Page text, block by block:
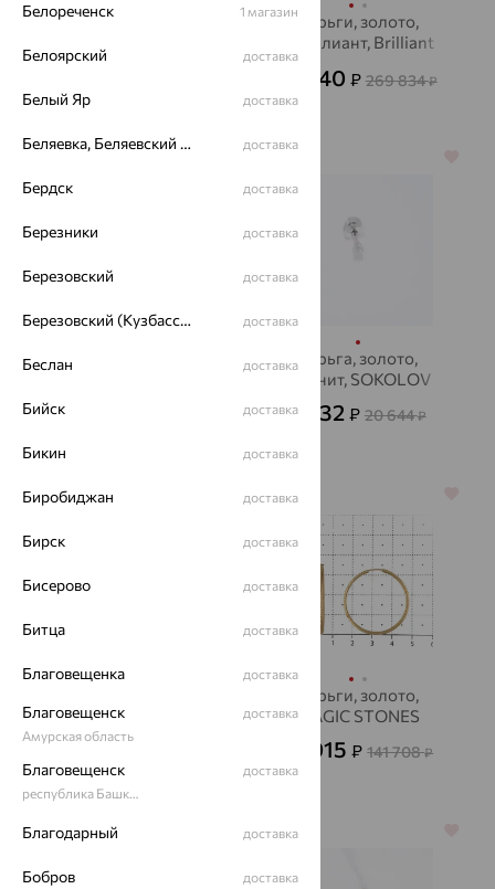
Серьги, золото,
АЛЕКСАНДРА
Серьги, золото,
бриллиант, Brilliant
97 140 ₽ 269 834₽
Серьги, золото,
от
Серьга, золото,
фианит, SOKOLOV
7 432 ₽ 20 644₽
64%
аметист
53 157
64%
Серьги, золото,
MAGIC STONES
51 015₽ 141 708₽
70% 64%
Белореченск 1 магазин
Белоярский доставка
Белый Яр доставка
Беляевка, Беляевский р-он доставка
Бердск доставка
Березники доставка
Березовский доставка
Березовский (Кузбасс), Берёзовский г/о доставка
Беслан доставка
Бийск доставка
Бикин доставка
Биробиджан доставка
Бирск доставка
Бисерово доставка
Битца доставка
Благовещенка доставка
Благовещенск
Амурская область
доставка
Благовещенск
республика Башкортостан
доставка
Благодарный доставка
Бобров доставка